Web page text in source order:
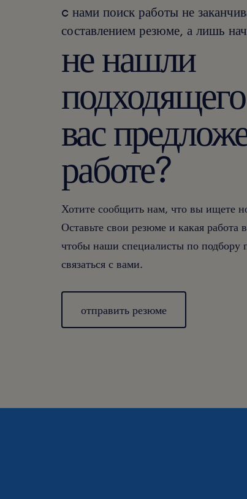
c нами поиск работы не
составлением резюме, а лишь
не нашли
вас
работе?
Хотите сообщить нам, что вы ищете
Оставьте свои резюме и какая работа
чтобы наши специалисты по подбору
связаться с вами.
отправить резюме